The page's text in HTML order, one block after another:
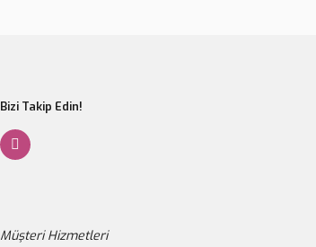
Bizi Takip Edin!
Müşteri Hizmetleri